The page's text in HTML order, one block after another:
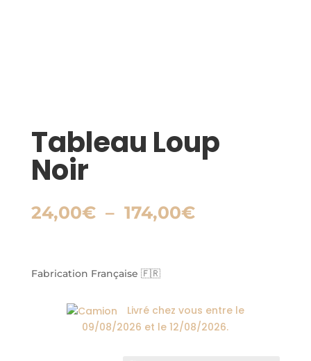
Tableau Loup
Noir
24,00€ – 174,00€Plage
Fabrication Française 🇫🇷
Livré chez vous entre le
09/08/2026 et le12/08/2026.